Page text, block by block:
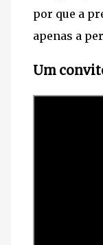
por que a
apenas a
Um